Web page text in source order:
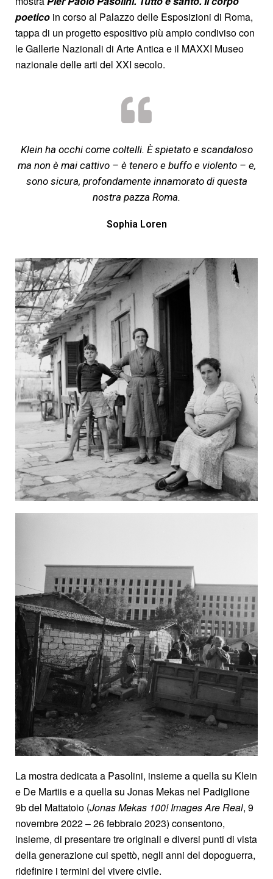
poetico in corso al Palazzo delle Esposizioni di Roma,
tappa di un progetto espositivo più ampio condiviso con
le Gallerie Nazionali di Arte Antica e il MAXXI Museo
nazionale delle arti del XXI secolo.
Klein ha occhi come coltelli. È spietato e scandaloso
ma non è mai cattivo – è tenero e buffo e violento – e,
sono sicura, profondamente innamorato di questa
nostra pazza Roma.
Sophia Loren
La mostra dedicata a Pasolini, insieme a quella su Klein
e De Martiis e a quella su Jonas Mekas nel Padiglione
9b del Mattatoio (Jonas Mekas 100! Images Are Real, 9
novembre 2022 – 26 febbraio 2023) consentono,
insieme, di presentare tre originali e diversi punti di vista
della generazione cui spettò, negli anni del dopoguerra,
ridefinire i termini del vivere civile.